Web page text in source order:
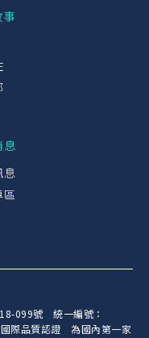
事
息
息
區
099號 統一編號：
際品質認證 為國內第一家